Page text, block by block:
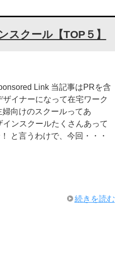
スクール【TOP５】
Link 当記事はPRを含
イナーになって在宅ワーク
婦向けのスクールってあ
インスクールたくさんあって
と言うわけで、今回・・・
続きを読む